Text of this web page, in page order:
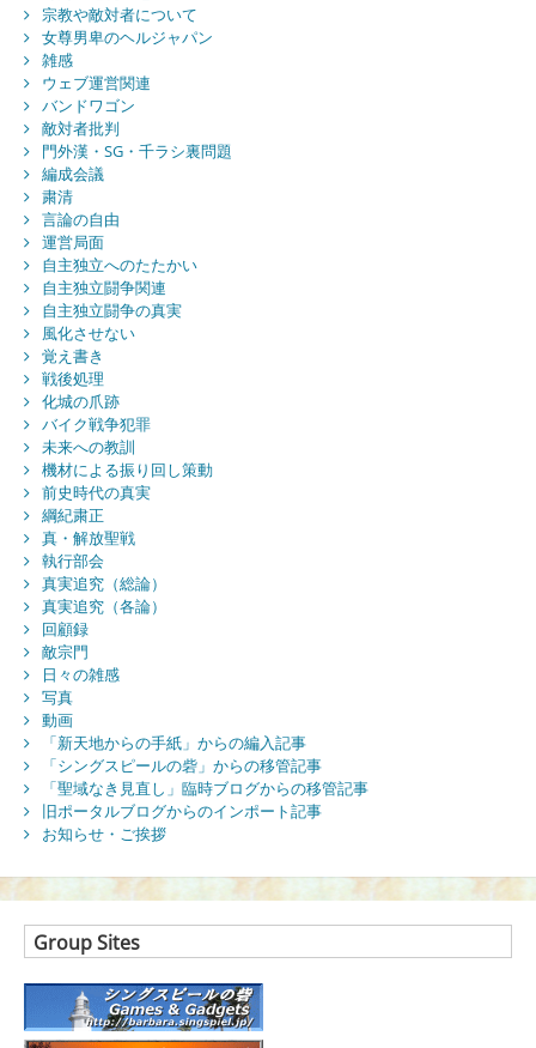
宗教や敵対者について
女尊男卑のヘルジャパン
雑感
ウェブ運営関連
バンドワゴン
敵対者批判
門外漢・SG・千ラシ裏問題
編成会議
粛清
言論の自由
運営局面
自主独立へのたたかい
自主独立闘争関連
自主独立闘争の真実
風化させない
覚え書き
戦後処理
化城の爪跡
バイク戦争犯罪
未来への教訓
機材による振り回し策動
前史時代の真実
綱紀粛正
真・解放聖戦
執行部会
真実追究（総論）
真実追究（各論）
回顧録
敵宗門
日々の雑感
写真
動画
「新天地からの手紙」からの編入記事
「シングスピールの砦」からの移管記事
「聖域なき見直し」臨時ブログからの移管記事
旧ポータルブログからのインポート記事
お知らせ・ご挨拶
Group Sites